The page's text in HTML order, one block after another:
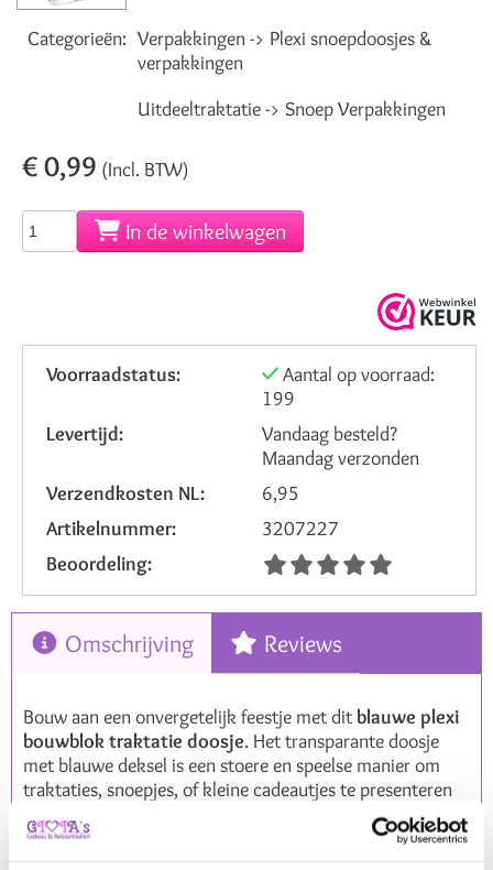
Categorieën: Verpakkingen -> Plexi snoepdoosjes &
verpakkingen
Uitdeeltraktatie -> Snoep Verpakkingen
€ 0,99 (Incl. BTW)
In de winkelwagen
Voorraadstatus:
Aantal op voorraad:
199
Levertijd:
Vandaag besteld?
Maandag verzonden
Verzendkosten NL:
6,95
Artikelnummer:
3207227
Beoordeling:
Omschrijving Reviews
Bouw aan een onvergetelijk feestje met dit blauwe plexi
bouwblok traktatie doosje. Het transparante doosje
met blauwe deksel is een stoere en speelse manier om
traktaties, snoepjes, of kleine cadeautjes te presenteren
tijdens kinderfeestjes en schooltraktaties.
Ditbouwblok traktatie doosje in kubusvormheeft een